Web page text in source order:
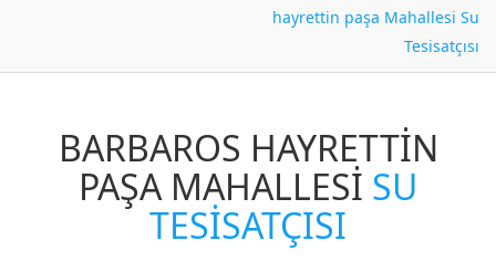
hayrettin paşa Mahallesi Su
Tesisatçısı
BARBAROS HAYRETTIN
PAŞA MAHALLESI SU
TESISATÇISI